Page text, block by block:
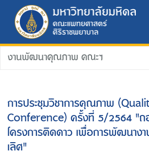
งานพัฒนาคุณภาพ คณะฯ
การประชุมวิชาการคุณภาพ
Conference) ครั้งที่ 5/2564 "ถ
โครงการติดดาว เพื่อการพัฒนาง
เลิศ"